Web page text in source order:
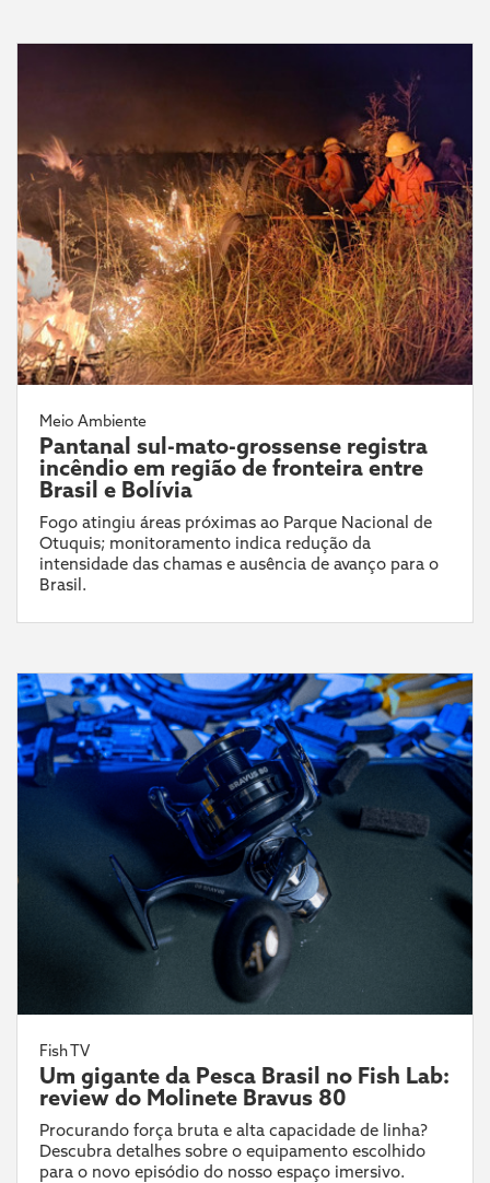
Meio Ambiente
Pantanal sul-mato-grossense registra
incêndio em região de fronteira entre
Brasil e Bolívia
Fogo atingiu áreas próximas ao Parque Nacional de
Otuquis; monitoramento indica redução da
intensidade das chamas e ausência de avanço para o
Brasil.
Fish TV
Um gigante da Pesca Brasil no Fish Lab:
review do Molinete Bravus 80
Procurando força bruta e alta capacidade de linha?
Descubra detalhes sobre o equipamento escolhido
para o novo episódio do nosso espaço imersivo.